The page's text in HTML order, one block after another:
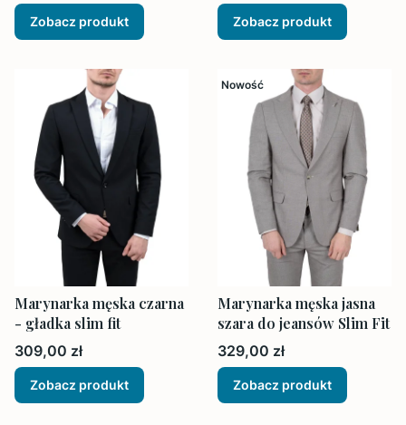
Zobacz produkt Zobacz produkt
Marynarka męska czarna
- gładka slim fit
Cena
309,00 zł
Zobacz produkt
Nowość
Marynarka męska jasna
szara do jeansów Slim Fit
Cena
329,00 zł
Zobacz produkt